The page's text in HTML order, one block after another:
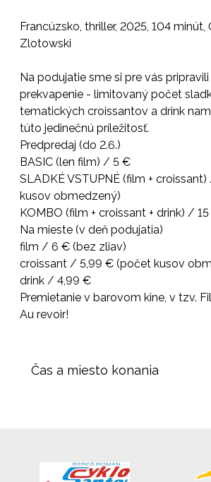
Francúzsko, thriller, 2025, 104 minút,
Zlotowski
Na podujatie sme si pre vás
prekvapenie - limitovaný počet
tematických croissantov a drink
túto jedinečnú príležitosť.
Predpredaj (do 2.6.)
BASIC (len film) / 5 €
SLADKÉ VSTUPNÉ (film +
kusov obmedzený)
KOMBO (film + croissant + drink) /
Na mieste (v deň podujatia)
film / 6 € (bez zliav)
croissant / 5,99 € (počet kusov
drink / 4,99 €
Premietanie v barovom kine, v tzv.
Au revoir!
Čas a miesto konania